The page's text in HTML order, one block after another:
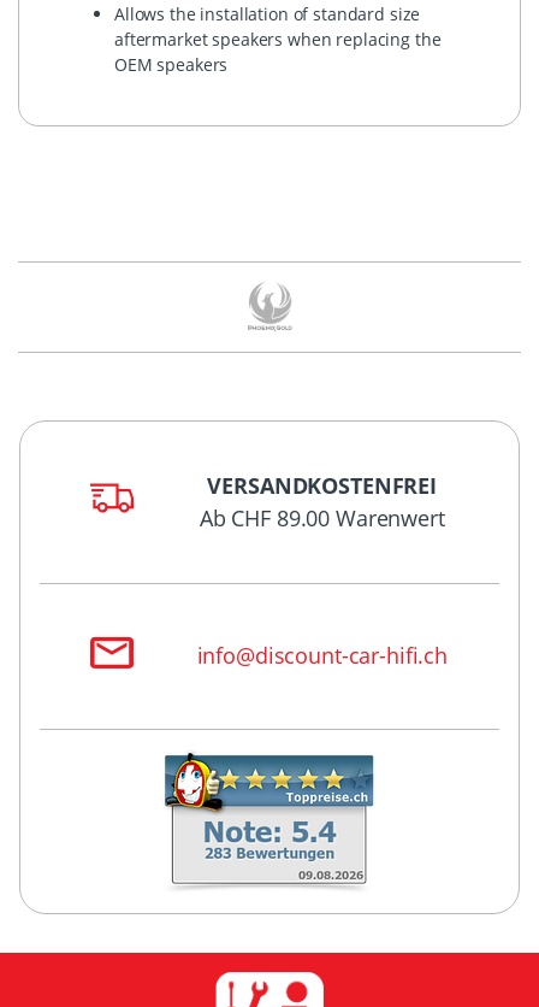
Allows the installation of standard size
aftermarket speakers when replacing the
OEM speakers
VERSANDKOSTENFREI
Ab CHF 89.00 Warenwert
info@discount-car-hifi.ch